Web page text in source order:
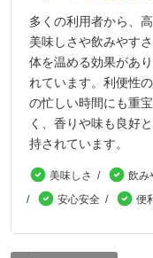
多くの利用者から、
美味しさや飲みやす
体を温める効果があ
れています。利便性
の忙しい時間にも重
く、香りや味も良好
持されています。
美味しさ 飲み
安心安全
便